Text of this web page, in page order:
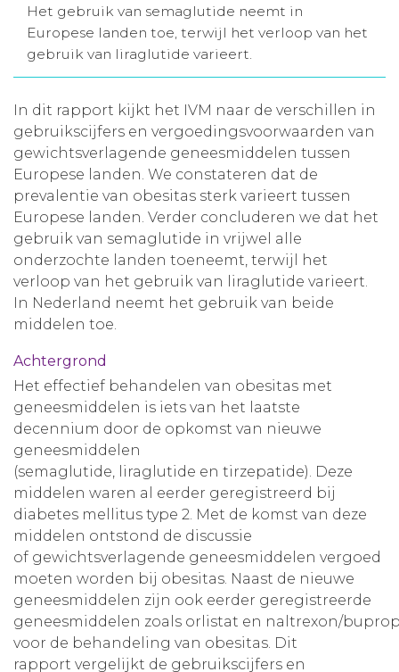
Aanmelden nieuwsbrief
Inloggen
Toegang leeromgeving
Het gebruik van semaglutide neemt in
Europese landen toe, terwijl het verloop van het
gebruik van liraglutide varieert.
In dit rapport kijkt het IVM naar de verschillen in
gebruikscijfers en vergoedingsvoorwaarden van
gewichtsverlagende geneesmiddelen tussen
Europese landen. We constateren dat de
prevalentie van obesitas sterk varieert tussen
Europese landen. Verder concluderen we dat het
gebruik van semaglutide in vrijwel alle
onderzochte landen toeneemt, terwijl het
verloop van het gebruik van liraglutide varieert.
In Nederland neemt het gebruik van beide
middelen toe.
Achtergrond
Het effectief behandelen van obesitas met
geneesmiddelen is iets van het laatste
decennium door de opkomst van nieuwe
geneesmiddelen
(semaglutide, liraglutide en tirzepatide). Deze
middelen waren al eerder geregistreerd bij
diabetes mellitus type 2. Met de komst van deze
middelen ontstond de discussie
of gewichtsverlagende geneesmiddelen vergoed
moeten worden bij obesitas. Naast de nieuwe
geneesmiddelen zijn ook eerder geregistreerde
geneesmiddelen zoals orlistat en naltrexon/
voor de behandeling van obesitas. Dit
rapport vergelijkt de gebruikscijfers en